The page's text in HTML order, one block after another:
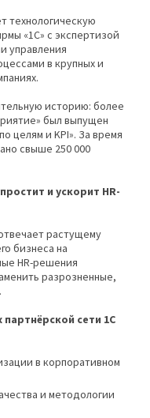
технологическую
«1С» с экспертизой
управления
в крупных и
историю: более
был выпущен
целям и KPI». За время
свыше 250 000
и ускорит HR-
растущему
бизнеса на
HR-решения
разрозненные,
сети 1С
в корпоративном
и методологии